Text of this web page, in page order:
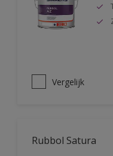
Vergelijk
Rubbol Satura